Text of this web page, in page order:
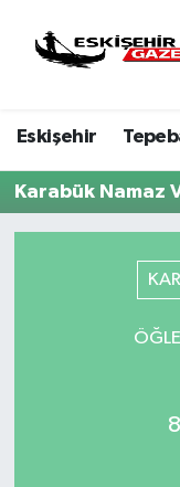
Eskişehir
Karabük Namaz
Hava Durumu
Eskişehir
Tüm
Son Dakika